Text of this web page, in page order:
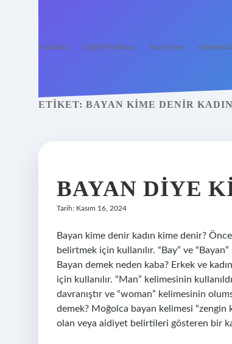
Anasayfa Gizlilik Politikası Yasal Uyarı
ETIKET: BAYAN KIME DENIR
BAYAN DIYE
Tarih: Kasım 16, 2024
Bayan kime denir kadın kime denir?
belirtmek için kullanılır. “Bay” ve
Bayan demek neden kaba? Erkek ve
için kullanılır. “Man” kelimesinin
davranıştır ve “woman” kelimesinin
demek? Moğolca bayan kelimesi “zengin
olan veya aidiyet belirtileri gösteren bir